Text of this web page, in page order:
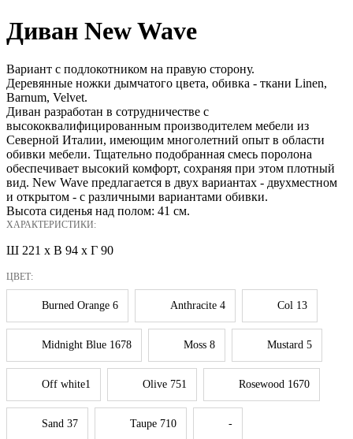
Диван New Wave
Вариант с подлокотником на правую сторону.
Деревянные ножки дымчатого цвета, обивка - ткани Linen,
Barnum, Velvet.
Диван разработан в сотрудничестве с
высококвалифицированным производителем мебели из
Северной Италии, имеющим многолетний опыт в области
обивки мебели. Тщательно подобранная смесь поролона
обеспечивает высокий комфорт, сохраняя при этом плотный
вид. New Wave предлагается в двух вариантах - двухместном
и открытом - с различными вариантами обивки.
Высота сиденья над полом: 41 см.
ХАРАКТЕРИСТИКИ:
Ш 221 x В 94 x Г 90
ЦВЕТ:
Burned Orange 6 Anthracite 4 Col 13
Midnight Blue 1678 Moss 8 Mustard 5
Off white1 Olive 751 Rosewood 1670
Sand 37 Taupe 710 -